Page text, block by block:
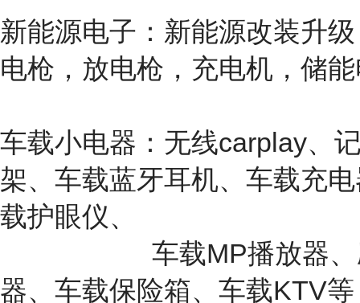
新能源电子：新能源改装升
电枪，放电枪，充电机，储
车载小电器：无线carplay、
架、车载蓝牙耳机、车载充
载护眼仪、
车载MP播放器、应急
器、车载保险箱、车载KTV等